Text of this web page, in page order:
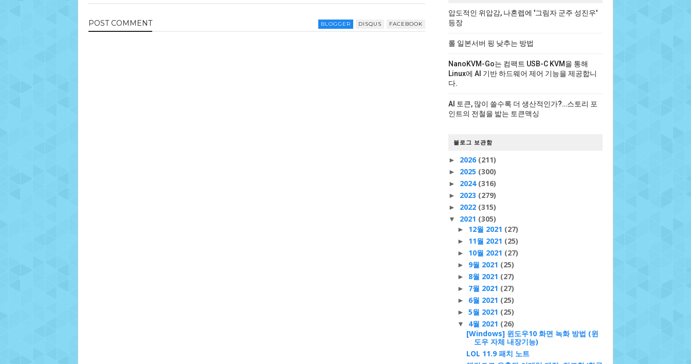
POST COMMENT BLOGGER DISQUS FACEBOOK
압도적인 위압감, 나혼렙에 '그림자 군주 성진우'
등장
롤 일본서버 핑 낮추는 방법
NanoKVM-Go는 컴팩트 USB-C KVM을 통해
Linux에 AI 기반 하드웨어 제어 기능을 제공합니
다.
AI 토큰, 많이 쓸수록 더 생산적인가?…스토리 포
인트의 전철을 밟는 토큰맥싱
블로그 보관함
► 2026 (211)
► 2025 (300)
► 2024 (316)
► 2023 (279)
► 2022 (315)
▼ 2021 (305)
► 12월 2021 (27)
► 11월 2021 (25)
► 10월 2021 (27)
► 9월 2021 (25)
► 8월 2021 (27)
► 7월 2021 (27)
► 6월 2021 (25)
► 5월 2021 (25)
▼ 4월 2021 (26)
[Windows] 윈도우10 화면 녹화 방법 (윈
도우 자체 내장기능)
LOL 11.9 패치 노트